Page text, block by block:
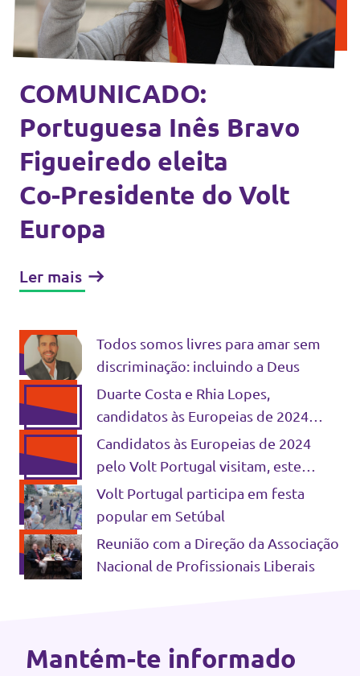
Eventos
Junta-te ao Volt!
Depressão Kristin
Contactos
COMUNICADO:
Portuguesa Inês Bravo
Figueiredo eleita
Co-Presidente do Volt
Europa
Ler mais
Todos somos livres para amar sem
discriminação: incluindo a Deus
Duarte Costa e Rhia Lopes,
candidatos às Europeias de 2024
pelo Volt Portugal, visitam Figueira
da Foz para tratar problemas
regionais e ambientais
Candidatos às Europeias de 2024
pelo Volt Portugal visitam, este
Sábado (22), a Figueira da Foz
Volt Portugal participa em festa
popular em Setúbal
Reunião com a Direção da Associação
Nacional de Profissionais Liberais
Mantém-te informado